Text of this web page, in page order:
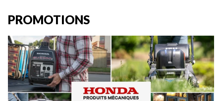
PROMOTIONS